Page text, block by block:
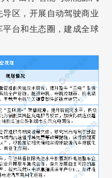
区，开展自动驾驶商业
台和生态圈，建成全球